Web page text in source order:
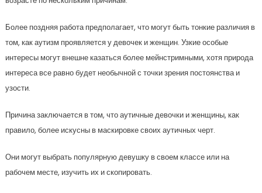
Более поздняя работа предполагает, что могут быть тонкие различия в
том, как аутизм проявляется у девочек и женщин. Узкие особые
интересы могут внешне казаться более мейнстримными, хотя природа
интереса все равно будет необычной с точки зрения постоянства и
узости.
Причина заключается в том, что аутичные девочки и женщины, как
правило, более искусны в маскировке своих аутичных черт.
Они могут выбрать популярную девушку в своем классе или на
рабочем месте, изучить их и скопировать.